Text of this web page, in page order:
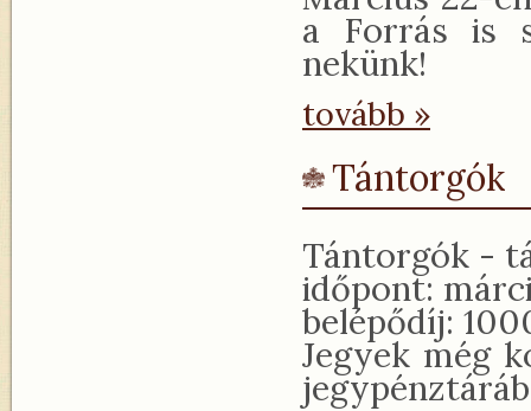
a Forrás is
nekünk!
tovább »
Tántorgók
Tántorgók -
időpont:
belépődíj:
Jegyek még